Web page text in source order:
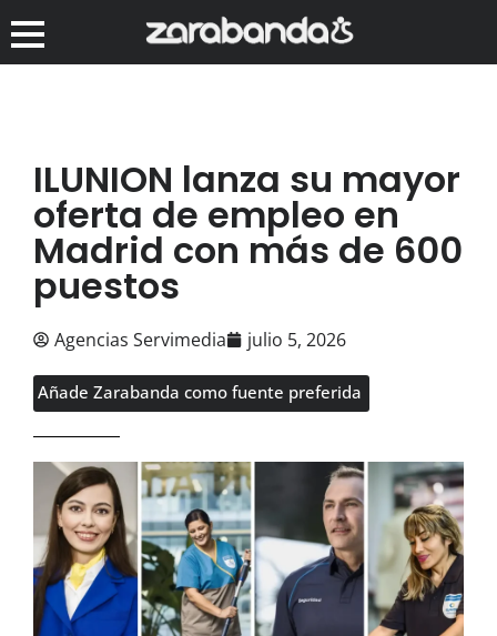
ILUNION lanza su mayor
oferta de empleo en
Madrid con más de 600
puestos
Agencias Servimedia julio 5, 2026
Añade Zarabanda como fuente preferida